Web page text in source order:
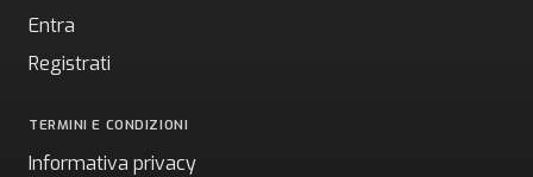
Entra
Registrati
TERMINI E CONDIZIONI
Informativa privacy